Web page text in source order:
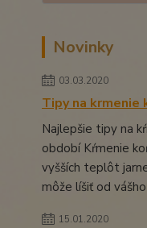
Novinky
03.03.2020
Tipy na krmenie
Najlepšie tipy na
období Kŕmenie
vyšších teplôt
môže líšiť od
15.01.2020